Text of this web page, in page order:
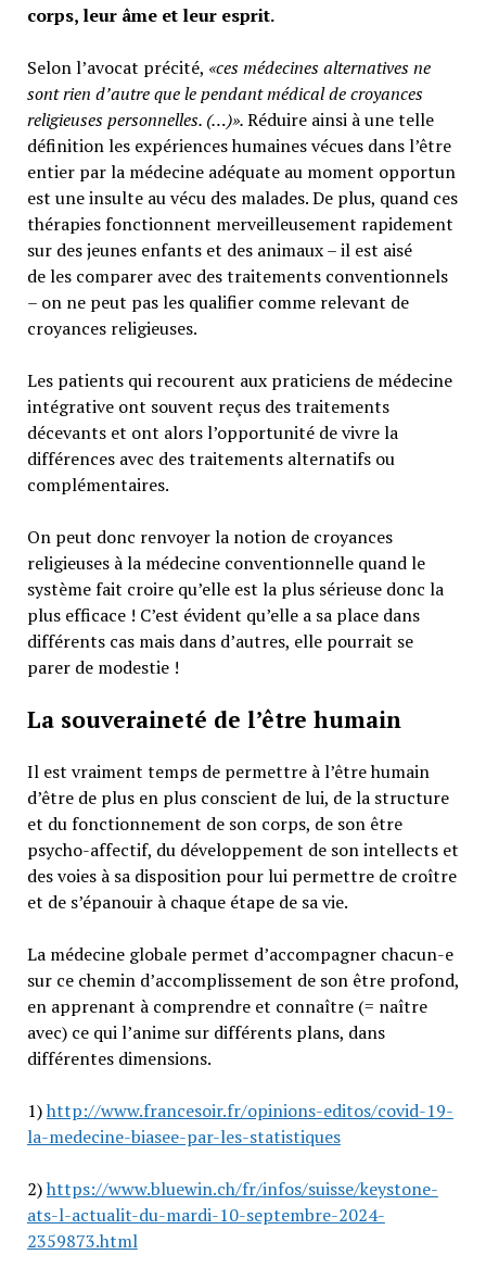
corps, leur âme et leur esprit.
Selon l’avocat précité, «ces médecines alternatives ne
sont rien d’autre que le pendant médical de croyances
religieuses personnelles. (…)».Réduire ainsi à une telle
définition les expériences humaines vécues dans l’être
entier par la médecine adéquate au moment opportun
est une insulte au vécu des malades. De plus, quand ces
thérapies fonctionnent merveilleusement rapidement
sur des jeunes enfants et des animaux – il est aisé
de les comparer avec des traitements conventionnels
– on ne peut pas les qualifier comme relevant de
croyances religieuses.
Les patients qui recourent aux praticiens de médecine
intégrative ont souvent reçus des traitements
décevants et ont alors l’opportunité de vivre la
différences avec des traitements alternatifs ou
complémentaires.
On peut donc renvoyer la notion de croyances
religieuses à la médecine conventionnelle quand le
système fait croire qu’elle est la plus sérieuse donc la
plus efficace ! C’est évident qu’elle a sa place dans
différents cas mais dans d’autres, elle pourrait se
parer de modestie !
La souveraineté de l’être humain
Il est vraiment temps de permettre à l’être humain
d’être de plus en plus conscient de lui, de la structure
et du fonctionnement de son corps, de son être
psycho-affectif, du développement de son intellects et
des voies à sa disposition pour lui permettre de croître
et de s’épanouir à chaque étape de sa vie.
La médecine globale permet d’accompagner chacun-e
sur ce chemin d’accomplissement de son être profond,
en apprenant à comprendre et connaître (= naître
avec) ce qui l’anime sur différents plans, dans
différentes dimensions.
1)http://www.francesoir.fr/opinions-editos/covid-19-
la-medecine-biasee-par-les-statistiques
2)https://www.bluewin.ch/fr/infos/suisse/keystone-
ats-l-actualit-du-mardi-10-septembre-2024-
2359873.html